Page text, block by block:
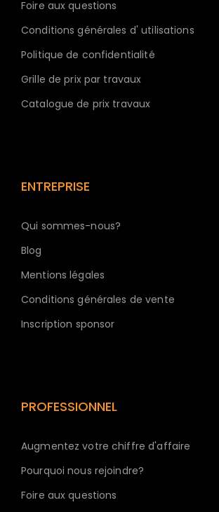
Foire aux questions
Conditions générales d' utilisations
Politique de confidentialité
Grille de prix par travaux
Catalogue de prix travaux
ENTREPRISE
Qui sommes-nous?
Blog
Mentions légales
Conditions générales de vente
Inscription sponsor
PROFESSIONNEL
Augmentez votre chiffre d'affaire
Pourquoi nous rejoindre?
Foire aux questions